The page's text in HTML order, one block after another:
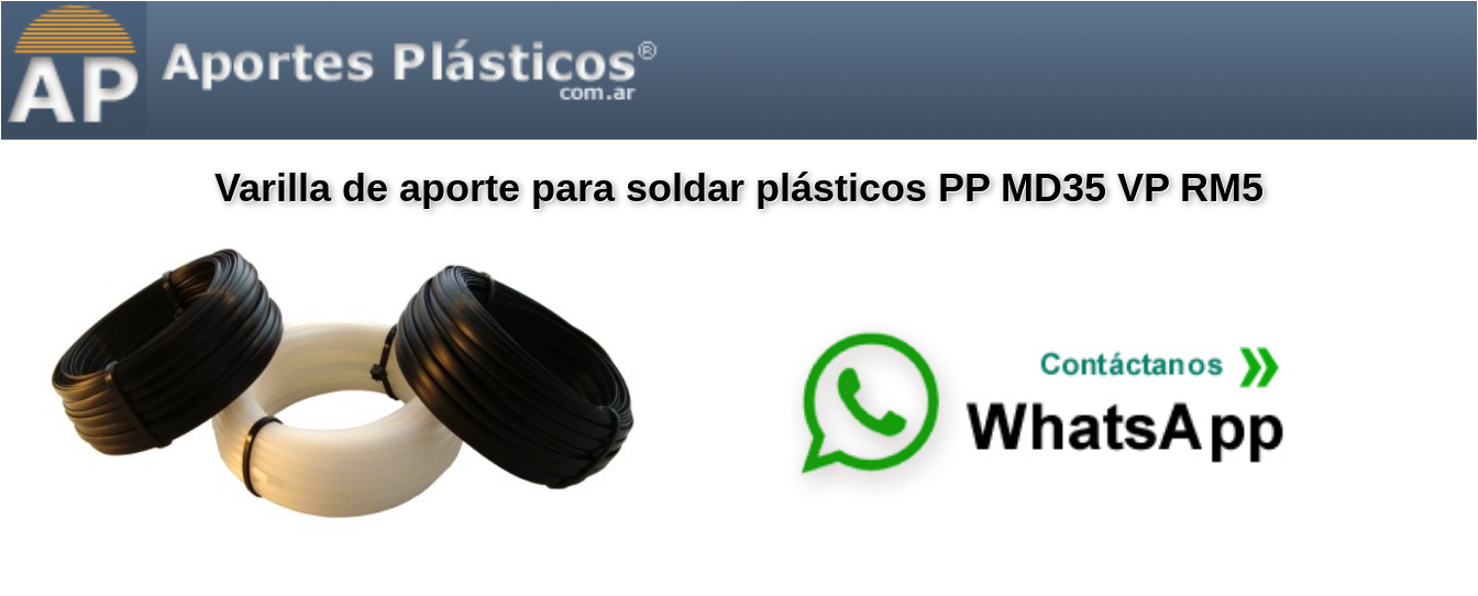
Varilla de aporte para soldar plásticos PP MD35 VP RM5